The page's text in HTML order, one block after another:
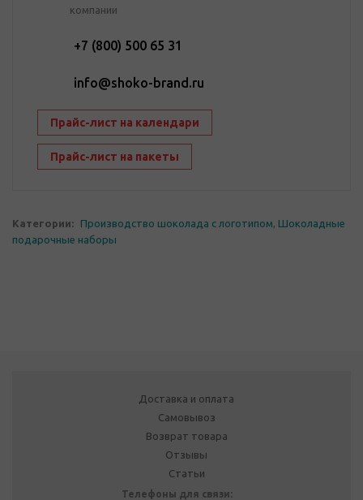
компании
+7 (800) 500 65 31
info@shoko-brand.ru
Прайс-лист на календари
Прайс-лист на пакеты
Категории: Производство шоколада с логотипом, Шоколадные
подарочные наборы
Доставка и оплата
Самовывоз
Возврат товара
Отзывы
Статьи
Телефоны для связи: